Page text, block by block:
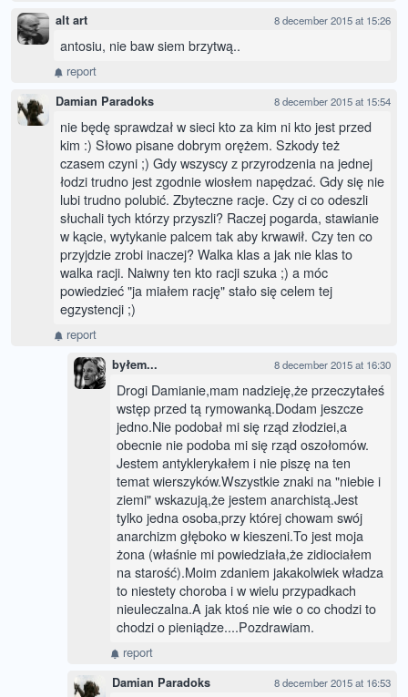
alt art 8 december 2015 at 15:26
antosiu, nie baw siem brzytwą..
report
Damian Paradoks 8 december 2015 at 15:54
nie będę sprawdzał w sieci kto za kim ni kto jest przed
kim :) Słowo pisane dobrym orężem. Szkody też
czasem czyni ;) Gdy wszyscy z przyrodzenia na jednej
łodzi trudno jest zgodnie wiosłem napędzać. Gdy się nie
lubi trudno polubić. Zbyteczne racje. Czy ci co odeszli
słuchali tych którzy przyszli? Raczej pogarda, stawianie
w kącie, wytykanie palcem tak aby krwawił. Czy ten co
przyjdzie zrobi inaczej? Walka klas a jak nie klas to
walka racji. Naiwny ten kto racji szuka ;) a móc
powiedzieć "ja miałem rację" stało się celem tej
egzystencji ;)
report
byłem... 8 december 2015 at 16:30
Drogi Damianie,mam nadzieję,że przeczytałeś
wstęp przed tą rymowanką.Dodam jeszcze
jedno.Nie podobał mi się rząd złodziei,a
obecnie nie podoba mi się rząd oszołomów.
Jestem antyklerykałem i nie piszę na ten
temat wierszyków.Wszystkie znaki na "niebie i
ziemi" wskazują,że jestem anarchistą.Jest
tylko jedna osoba,przy której chowam swój
anarchizm głęboko w kieszeni.To jest moja
żona (właśnie mi powiedziała,że zidiociałem
na starość).Moim zdaniem jakakolwiek władza
to niestety choroba i w wielu przypadkach
nieuleczalna.A jak ktoś nie wie o co chodzi to
chodzi o pieniądze....Pozdrawiam.
report
Damian Paradoks 8 december 2015 at 16:53